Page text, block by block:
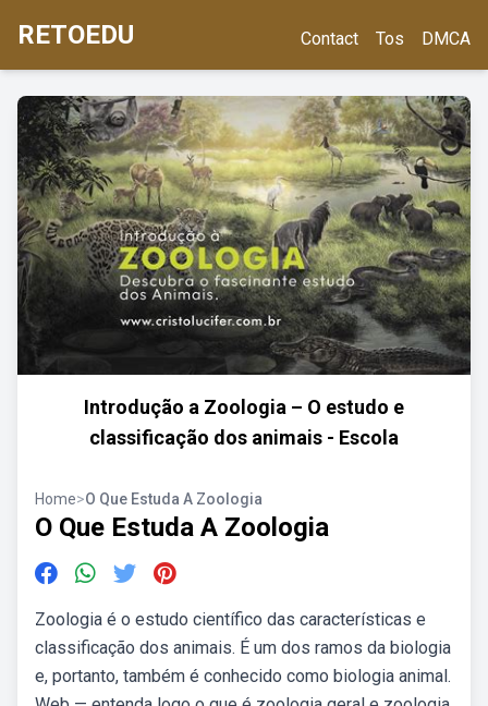
RETOEDU Contact Tos DMCA
Introdução a Zoologia – O estudo e
classificação dos animais - Escola
Home>O Que Estuda A Zoologia
O Que Estuda A Zoologia
Zoologia é o estudo científico das características e
classificação dos animais. É um dos ramos da biologia
e, portanto, também é conhecido como biologia animal.